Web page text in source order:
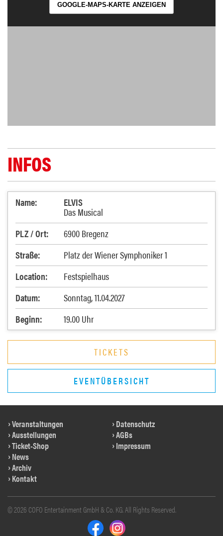
GOOGLE-MAPS-KARTE ANZEIGEN
INFOS
Name: ELVIS
Das Musical
PLZ / Ort:
6900 Bregenz
Straße:
Platz der Wiener Symphoniker 1
Location:
Festspielhaus
Datum:
Sonntag, 11.04.2027
Beginn:
19.00 Uhr
TICKETS
EVENTÜBERSICHT
Veranstaltungen
Ausstellungen
Ticket-Shop
News
Archiv
Kontakt
Datenschutz
AGBs
Impressum
© 2026 COFO Entertainment GmbH & Co. KG. All Rights Reserved.